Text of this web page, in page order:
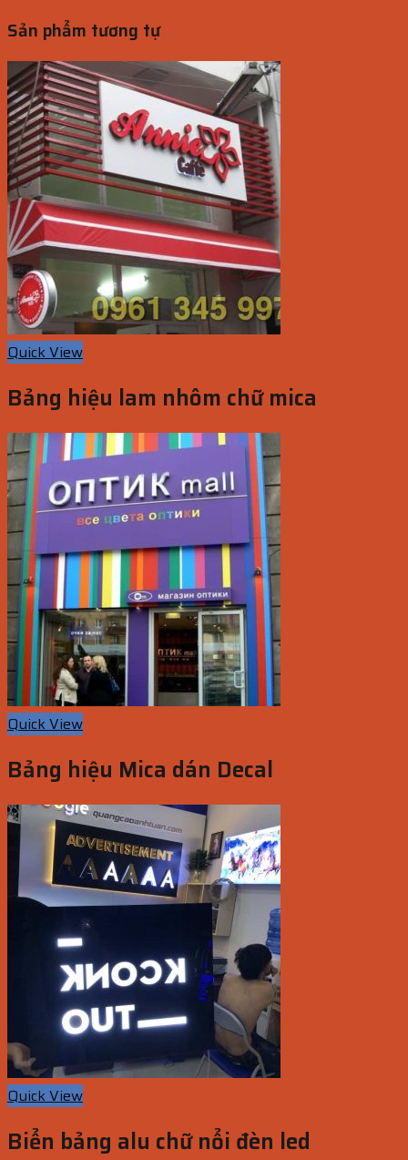
Sản phẩm tương tự
Quick View
Bảng hiệu lam nhôm chữ mica
Quick View
Bảng hiệu Mica dán Decal
Quick View
Biển bảng alu chữ nổi đèn led